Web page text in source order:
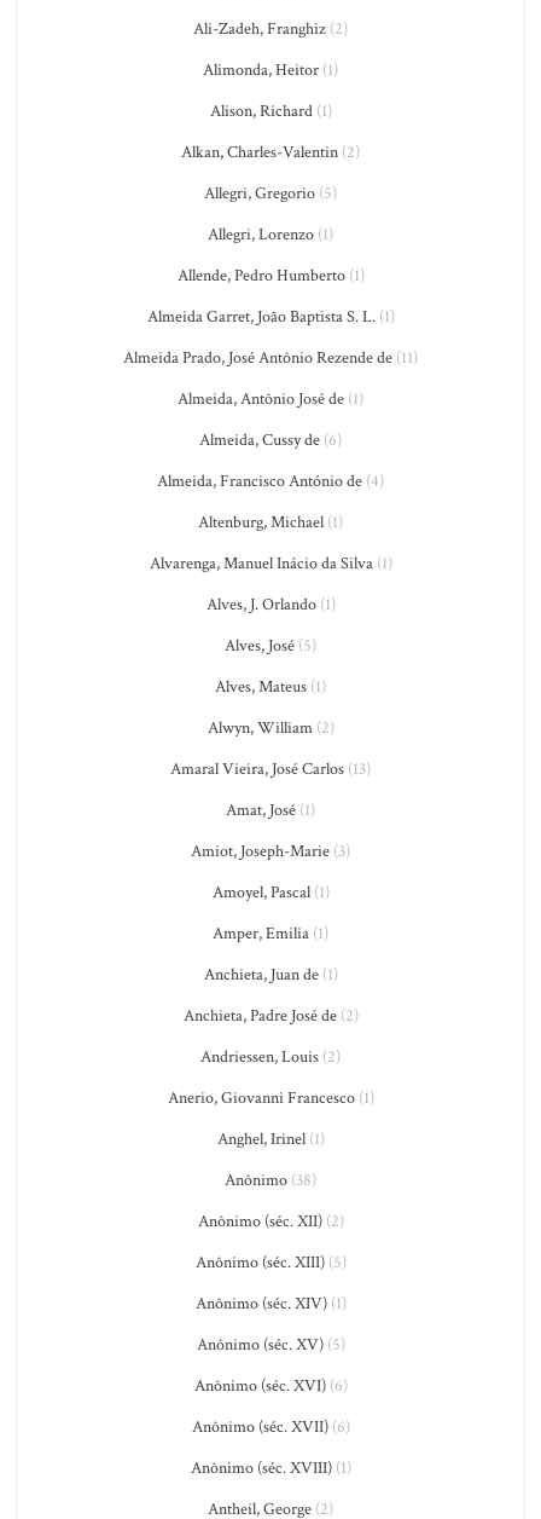
Ali-Zadeh, Franghiz (2)
Alimonda, Heitor (1)
Alison, Richard(1)
Alkan, Charles-Valentin (2)
Allegri, Gregorio (5)
Allegri, Lorenzo (1)
Allende, Pedro Humberto(1)
Almeida Garret, João Baptista S. L.(1)
Almeida Prado, José Antônio Rezende de (11)
Almeida, Antônio José de (1)
Almeida, Cussy de (6)
Almeida, Francisco António de (4)
Altenburg, Michael (1)
Alvarenga, Manuel Inácio da Silva(1)
Alves, J. Orlando(1)
Alves, José (5)
Alves, Mateus (1)
Alwyn, William(2)
Amaral Vieira, José Carlos (13)
Amat, José (1)
Amiot, Joseph-Marie (3)
Amoyel, Pascal(1)
Amper, Emilia (1)
Anchieta, Juan de(1)
Anchieta, Padre José de(2)
Andriessen, Louis (2)
Anerio, Giovanni Francesco(1)
Anghel, Irinel(1)
Anônimo (38)
Anônimo (séc. XII)(2)
Anônimo (séc. XIII)(5)
Anônimo (séc. XIV)(1)
Anônimo (séc. XV)(5)
Anônimo (séc. XVI)(6)
Anônimo (séc. XVII)(6)
Anônimo (séc. XVIII)(1)
Antheil, George (2)